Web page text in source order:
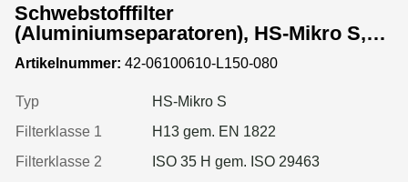
Schwebstofffilter
(Aluminiumseparatoren), HS-Mikro S,
Gr. 610x610x150 mm, EN 1822 Kl. H13,
Rahmen: MDF, Dichtung: geschäumt
Artikelnummer: 42-06100610-L150-080
Typ
HS-Mikro S
Filterklasse 1
H13 gem. EN 1822
Filterklasse 2
ISO 35 H gem. ISO 29463